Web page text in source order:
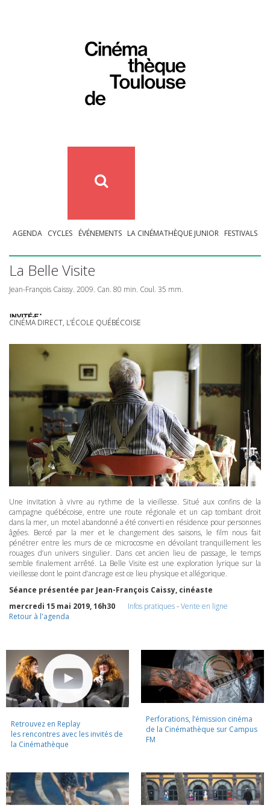
AGENDA CYCLES ÉVÉNEMENTS LA CINÉMATHÈQUE JUNIOR FESTIVALS
La Belle Visite
Jean-François Caissy. 2009. Can. 80 min. Coul. 35 mm.
CINÉMA DIRECT, L’ÉCOLE QUÉBÉCOISE
Une invitation à vivre au rythme de la vieillesse. Situé aux confins de la
campagne québécoise, entre une route régionale et un cap tombant droit
dans la mer, un motel abandonné a été converti en résidence pour personnes
âgées. Bercé par la mer et le changement des saisons, le film nous fait
pénétrer entre les murs de ce microcosme en dévoilant tranquillement les
rouages d’un univers singulier. Dans cet ancien lieu de passage, le temps
semble finalement arrêté. La Belle Visite est une exploration lyrique sur la
vieillesse dont le point d’ancrage est ce lieu physique et allégorique.
Séance présentée par Jean-François Caissy, cinéaste
mercredi 15 mai 2019, 16h30
Infos pratiques-Vente en ligne
Retour à l'agenda
Retrouvez en Replay
les rencontres avec les invités de
la Cinémathèque
Perforations, l’émission cinéma
de la Cinémathèque sur Campus
FM